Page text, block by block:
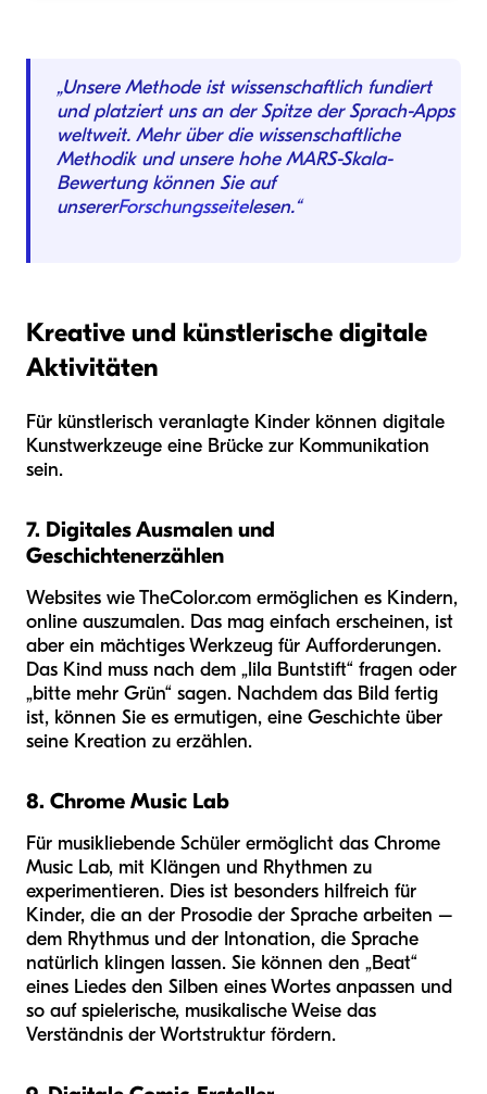
„Unsere Methode ist wissenschaftlich fundiert
und platziert uns an der Spitze der Sprach-Apps
weltweit. Mehr über die wissenschaftliche
Methodik und unsere hohe MARS-Skala-
Bewertung können Sie auf
unsererForschungsseitelesen.“
Kreative und künstlerische digitale
Aktivitäten
Für künstlerisch veranlagte Kinder können digitale
Kunstwerkzeuge eine Brücke zur Kommunikation
sein.
7. Digitales Ausmalen und
Geschichtenerzählen
Websites wie TheColor.com ermöglichen es Kindern,
online auszumalen. Das mag einfach erscheinen, ist
aber ein mächtiges Werkzeug für Aufforderungen.
Das Kind muss nach dem „lila Buntstift“ fragen oder
„bitte mehr Grün“ sagen. Nachdem das Bild fertig
ist, können Sie es ermutigen, eine Geschichte über
seine Kreation zu erzählen.
8. Chrome Music Lab
Für musikliebende Schüler ermöglicht das Chrome
Music Lab, mit Klängen und Rhythmen zu
experimentieren. Dies ist besonders hilfreich für
Kinder, die an der Prosodie der Sprache arbeiten –
dem Rhythmus und der Intonation, die Sprache
natürlich klingen lassen. Sie können den „Beat“
eines Liedes den Silben eines Wortes anpassen und
so auf spielerische, musikalische Weise das
Verständnis der Wortstruktur fördern.